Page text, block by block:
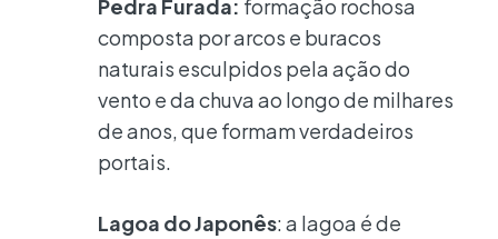
Pedra Furada: formação rochosa
composta por arcos e buracos
naturais esculpidos pela ação do
vento e da chuva ao longo de milhares
de anos, que formam verdadeiros
portais.
Lagoa do Japonês: a lagoa é de